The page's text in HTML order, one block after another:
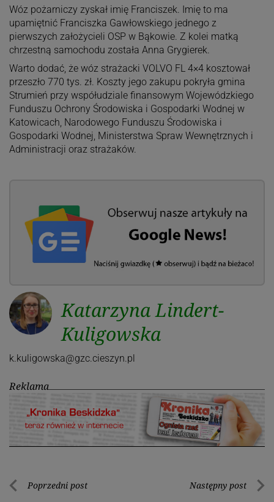
Wóz pożarniczy zyskał imię Franciszek. Imię to ma
upamiętnić Franciszka Gawłowskiego jednego z
pierwszych założycieli OSP w Bąkowie. Z kolei matką
chrzestną samochodu została Anna Grygierek.
Warto dodać, że wóz strażacki VOLVO FL 4×4 kosztował
przeszło 770 tys. zł. Koszty jego zakupu pokryła gmina
Strumień przy współudziale finansowym Wojewódzkiego
Funduszu Ochrony Środowiska i Gospodarki Wodnej w
Katowicach, Narodowego Funduszu Środowiska i
Gospodarki Wodnej, Ministerstwa Spraw Wewnętrznych i
Administracji oraz strażaków.
Katarzyna Lindert-
Kuligowska
k.kuligowska@gzc.cieszyn.pl
Reklama
Nawigacja
Poprzedni post Następny post